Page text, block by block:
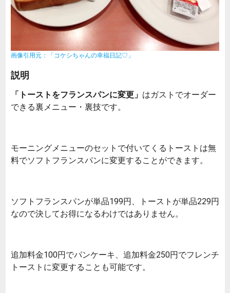
画像引用元：「コケシちゃんの幸福日記♡」
説明
「トーストをフランスパンに変更」 はガストでオーダー
できる裏メニュー・裏技です。
モーニングメニューのセットで付いてくるトーストは無
料でソフトフランスパンに変更することができます。
ソフトフランスパンが単品199円、トーストが単品229円
なので決してお得になるわけではありません。
追加料金100円でパンケーキ、追加料金250円でフレンチ
トーストに変更することも可能です。